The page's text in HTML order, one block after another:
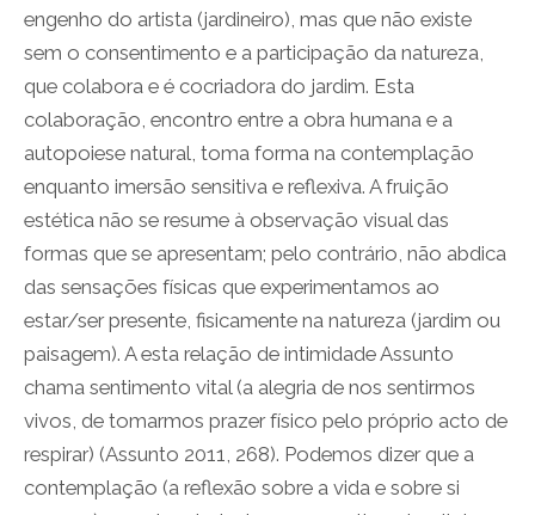
engenho do artista (jardineiro), mas que não existe
sem o consentimento e a participação da natureza,
que colabora e é cocriadora do jardim. Esta
colaboração, encontro entre a obra humana e a
autopoiese natural, toma forma na contemplação
enquanto imersão sensitiva e reflexiva. A fruição
estética não se resume à observação visual das
formas que se apresentam; pelo contrário, não abdica
das sensações físicas que experimentamos ao
estar/ser presente, fisicamente na natureza (jardim ou
paisagem). A esta relação de intimidade Assunto
chama sentimento vital (a alegria de nos sentirmos
vivos, de tomarmos prazer físico pelo próprio acto de
respirar) (Assunto 2011, 268). Podemos dizer que a
contemplação (a reflexão sobre a vida e sobre si